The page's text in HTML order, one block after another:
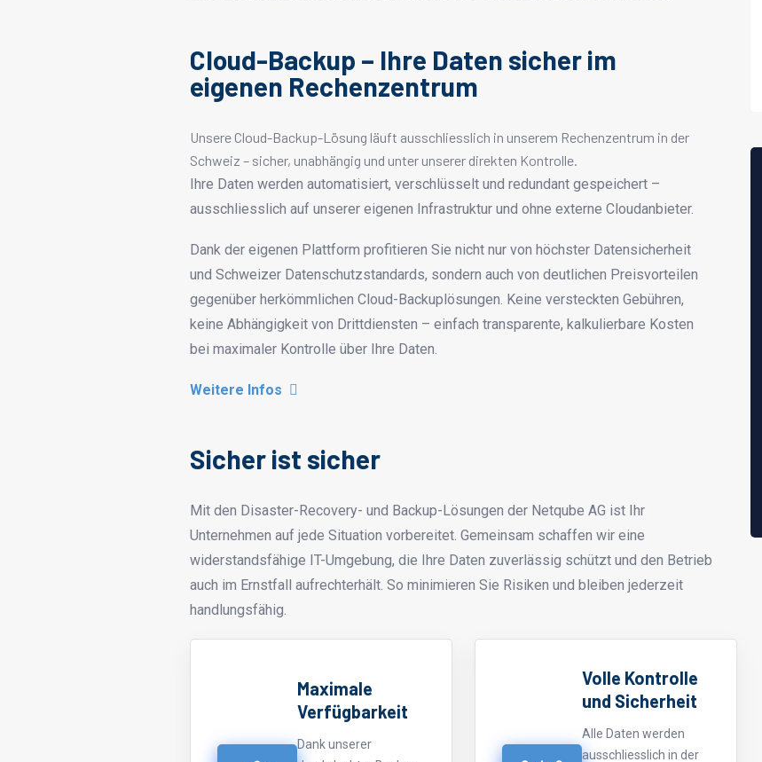
Cloud-Backup – Ihre Daten sicher im
eigenen Rechenzentrum
Unsere Cloud-Backup-Lösung läuft ausschliesslich in unserem Rechenzentrum in der
Schweiz – sicher, unabhängig und unter unserer direkten Kontrolle.
Ihre Daten werden automatisiert, verschlüsselt und redundant gespeichert –
ausschliesslich auf unserer eigenen Infrastruktur und ohne externe Cloudanbieter.
Dank der eigenen Plattform profitieren Sie nicht nur von höchster Datensicherheit
und Schweizer Datenschutzstandards, sondern auch von deutlichen Preisvorteilen
gegenüber herkömmlichen Cloud-Backuplösungen. Keine versteckten Gebühren,
keine Abhängigkeit von Drittdiensten – einfach transparente, kalkulierbare Kosten
bei maximaler Kontrolle über Ihre Daten.
Weitere Infos
Sicher ist sicher
Mit den Disaster-Recovery- und Backup-Lösungen der Netqube AG ist Ihr
Unternehmen auf jede Situation vorbereitet. Gemeinsam schaffen wir eine
widerstandsfähige IT-Umgebung, die Ihre Daten zuverlässig schützt und den Betrieb
auch im Ernstfall aufrechterhält. So minimieren Sie Risiken und bleiben jederzeit
handlungsfähig.
Maximale
Verfügbarkeit
Dank unserer
Volle Kontrolle
und Sicherheit
Alle Daten werden
ausschliesslich in der